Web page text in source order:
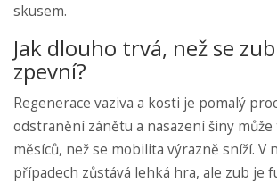
skusem.
Jak dlouho trvá, než se
zpevní?
Regenerace vaziva a kosti je pomalý
odstranění zánětu a nasazení šiny může
měsíců, než se mobilita výrazně sníží. V
případech zůstává lehká hra, ale zub je